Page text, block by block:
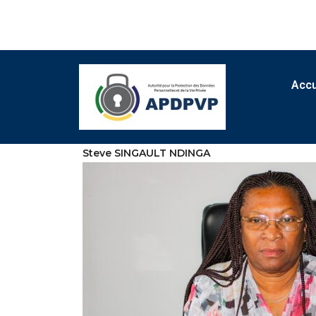
Steve SINGAULT NDINGA